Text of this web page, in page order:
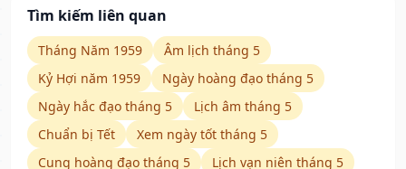
Tìm kiếm liên quan
Tháng Năm 1959
Âm lịch tháng 5
Kỷ Hợi năm 1959
Ngày hoàng đạo tháng 5
Ngày hắc đạo tháng 5
Lịch âm tháng 5
Chuẩn bị Tết
Xem ngày tốt tháng 5
Cung hoàng đạo tháng 5
Lịch vạn niên tháng 5